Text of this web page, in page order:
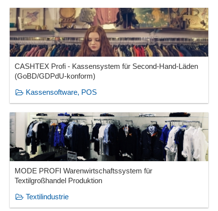
CASHTEX Profi - Kassensystem für Second-Hand-Läden
(GoBD/GDPdU-konform)
Kassensoftware, POS
MODE PROFI Warenwirtschaftssystem für
Textilgroßhandel Produktion
Textilindustrie